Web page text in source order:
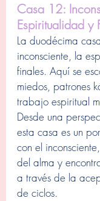
Casa 12:
Espiritualidad y
La duodécima
inconsciente, la
finales. Aquí se
miedos, patrones
trabajo espiritual
Desde una
esta casa es un
con el
del alma y
a través de la
de ciclos.